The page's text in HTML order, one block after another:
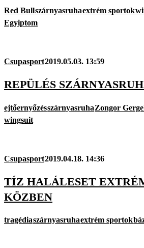
Red Bullszárnyasruhaextrém sportok
Egyiptom
Csupasport2019.05.03. 13:59
REPÜLÉS
ejtőernyőzésszárnyasruhaZongor
wingsuit
Csupasport2019.04.18. 14:36
TÍZ HALÁLESET
KÖZBEN
tragédiaszárnyasruhaextrém sportok